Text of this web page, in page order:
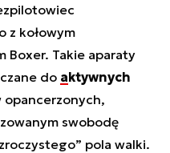
z kołowym
Boxer. Takie aparaty
do aktywnych
swobodę
pola walki.